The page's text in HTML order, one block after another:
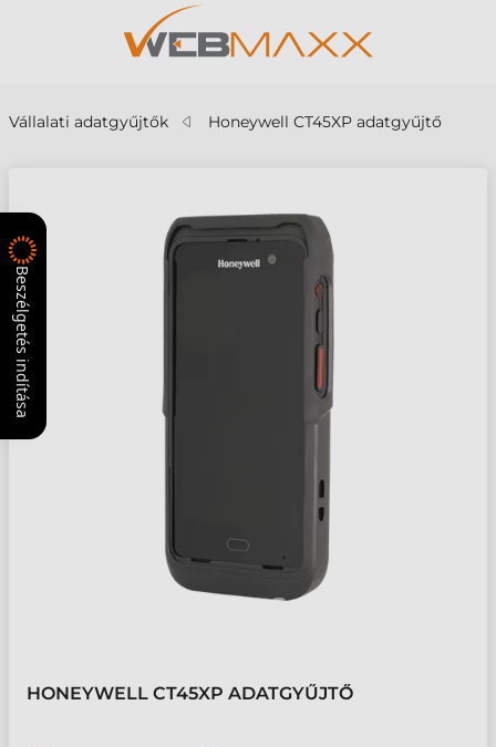
Vállalati adatgyűjtők Honeywell CT45XP adatgyűjtő
HONEYWELL CT45XP ADATGYŰJTŐ
Beszélgetés indítása